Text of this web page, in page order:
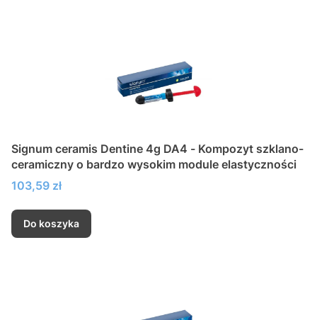
Signum ceramis Dentine 4g DA4 - Kompozyt szklano-
ceramiczny o bardzo wysokim module elastyczności
Cena
103,59 zł
Do koszyka